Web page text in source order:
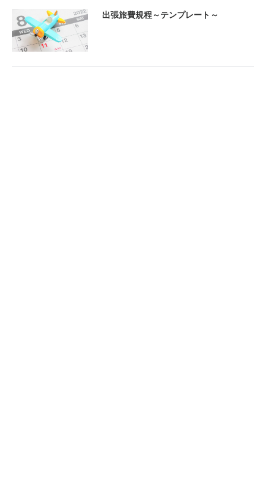
出張旅費規程～テンプレート～